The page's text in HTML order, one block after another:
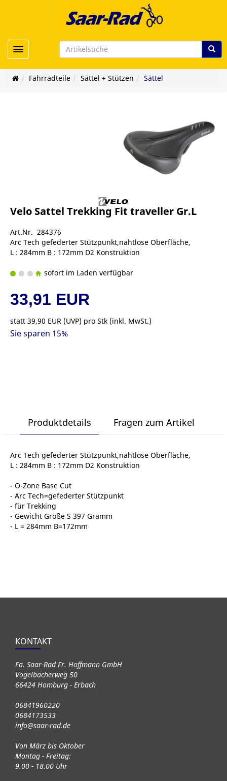
Toggle navigation
Fahrradteile Sättel + Stützen Sättel
Velo Sattel Trekking Fit traveller Gr.L
Art.Nr. 284376
Arc Tech gefederter Stützpunkt,nahtlose Oberfläche,
L : 284mm B : 172mm D2 Konstruktion
sofort im Laden verfügbar
33,91 EUR
statt 39,90 EUR (UVP) pro Stk (inkl. MwSt.)
Sie sparen 15%
Produktdetails Fragen zum Artikel
Arc Tech gefederter Stützpunkt,nahtlose Oberfläche,
L : 284mm B : 172mm D2 Konstruktion
- O-Zone Base Cut
- Arc Tech=gefederter Stützpunkt
- für Trekking
- Gewicht Größe S 397 Gramm
- L = 284mm B=172mm
KONTAKT
Fa. Saar-Rad Fr. Hoffmann GmbH
Vogelbacherweg 50
66424 Homburg - Erbach
06841960220
0684173533
info@saar-rad.de
Von März bis Oktober
Montag - Freitag:
9.00 - 18.00 Uhr